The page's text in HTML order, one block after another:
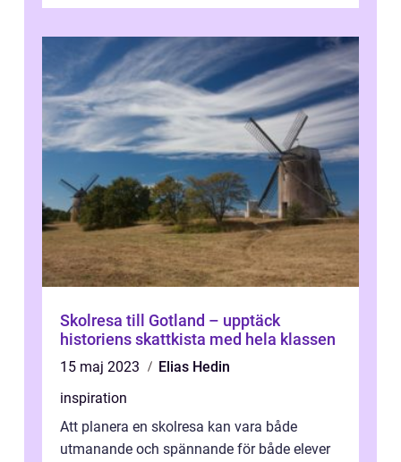
Skolresa till Gotland – upptäck
historiens skattkista med hela klassen
15 maj 2023
Elias Hedin
inspiration
Att planera en skolresa kan vara både
utmanande och spännande för både elever